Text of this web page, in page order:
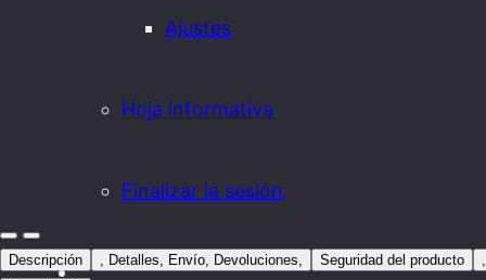
Ajustes
Hoja informativa
Finalizar la sesión
Descripción , Detalles, Envío, Devoluciones, Seguridad del producto